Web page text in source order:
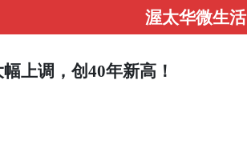
渥太华微生活
上调，创40年新高！